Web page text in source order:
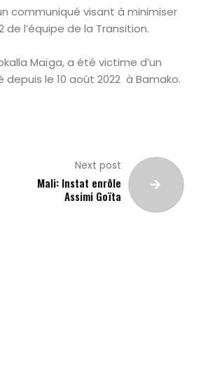
communiqué visant à minimiser
l’équipe de la Transition.
Maïga, a été victime d’un
le 10 août 2022 à Bamako.
Next post
Mali: Instat enrôle
Assimi Goïta